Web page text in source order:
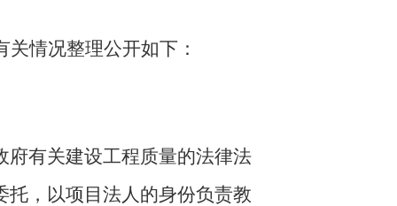
情况整理公开如下：
府有关建设工程质量的法律法
，以项目法人的身份负责教